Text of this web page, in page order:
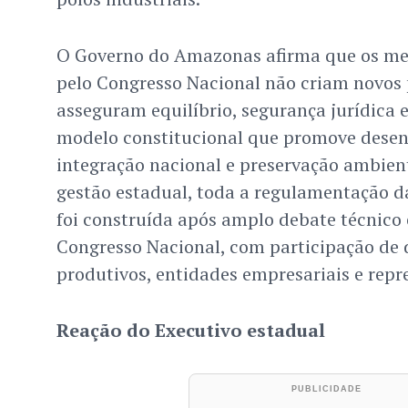
O Governo do Amazonas afirma que os
pelo Congresso Nacional não criam
asseguram equilíbrio, segurança jurídica
modelo constitucional que promove
integração nacional e preservação
gestão estadual, toda a regulamentação
foi construída após amplo debate
Congresso Nacional, com participação de
produtivos, entidades empresariais e
Reação do Executivo estadual